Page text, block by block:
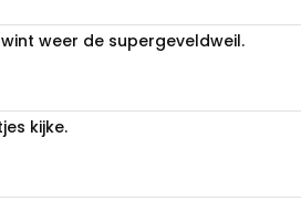
weer de supergeveldweil.
kijke.